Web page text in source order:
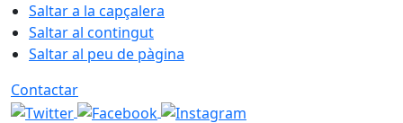
Saltar a la capçalera
Saltar al contingut
Saltar al peu de pàgina
Contactar